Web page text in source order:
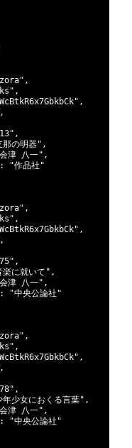
,
,
,
,
,
那の明器" ,
津 八一" ,
:
"作品社"
,
,
,
,
,
楽に就いて" ,
津 八一" ,
:
"中央公論社"
,
,
,
,
,
年少女におくる言葉" ,
津 八一" ,
:
"中央公論社"